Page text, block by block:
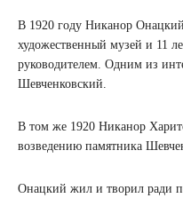
В 1920 году Никанор
художественный музей и 11
руководителем. Одним из
Шевченковский.
В том же 1920 Никанор
возведению памятника
Онацкий жил и творил ради